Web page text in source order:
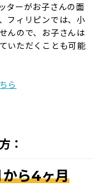
ターがお子さんの面
フィリピンでは、小
んので、お子さんは
いただくことも可能
ら
：
ら4ヶ月